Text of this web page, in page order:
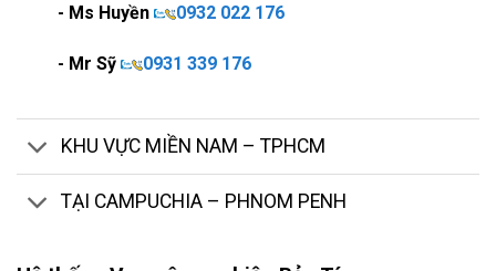
- Ms Huyền 0932 022 176
- Mr Sỹ 0931 339 176
KHU VỰC MIỀN NAM – TPHCM
TẠI CAMPUCHIA – PHNOM PENH